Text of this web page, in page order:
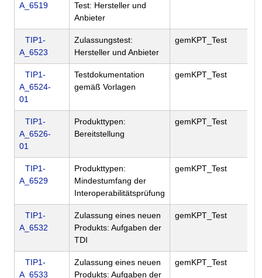
A_6519
Test: Hersteller und
Anbieter
TIP1-
A_6523
Zulassungstest:
Hersteller und Anbieter
gemKPT_Test
TIP1-
A_6524-
01
Testdokumentation
gemäß Vorlagen
gemKPT_Test
TIP1-
A_6526-
01
Produkttypen:
Bereitstellung
gemKPT_Test
TIP1-
A_6529
Produkttypen:
Mindestumfang der
Interoperabilitätsprüfung
gemKPT_Test
TIP1-
A_6532
Zulassung eines neuen
Produkts: Aufgaben der
TDI
gemKPT_Test
TIP1-
A_6533
Zulassung eines neuen
Produkts: Aufgaben der
gemKPT_Test